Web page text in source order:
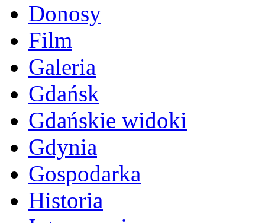
Donosy
Film
Galeria
Gdańsk
Gdańskie widoki
Gdynia
Gospodarka
Historia